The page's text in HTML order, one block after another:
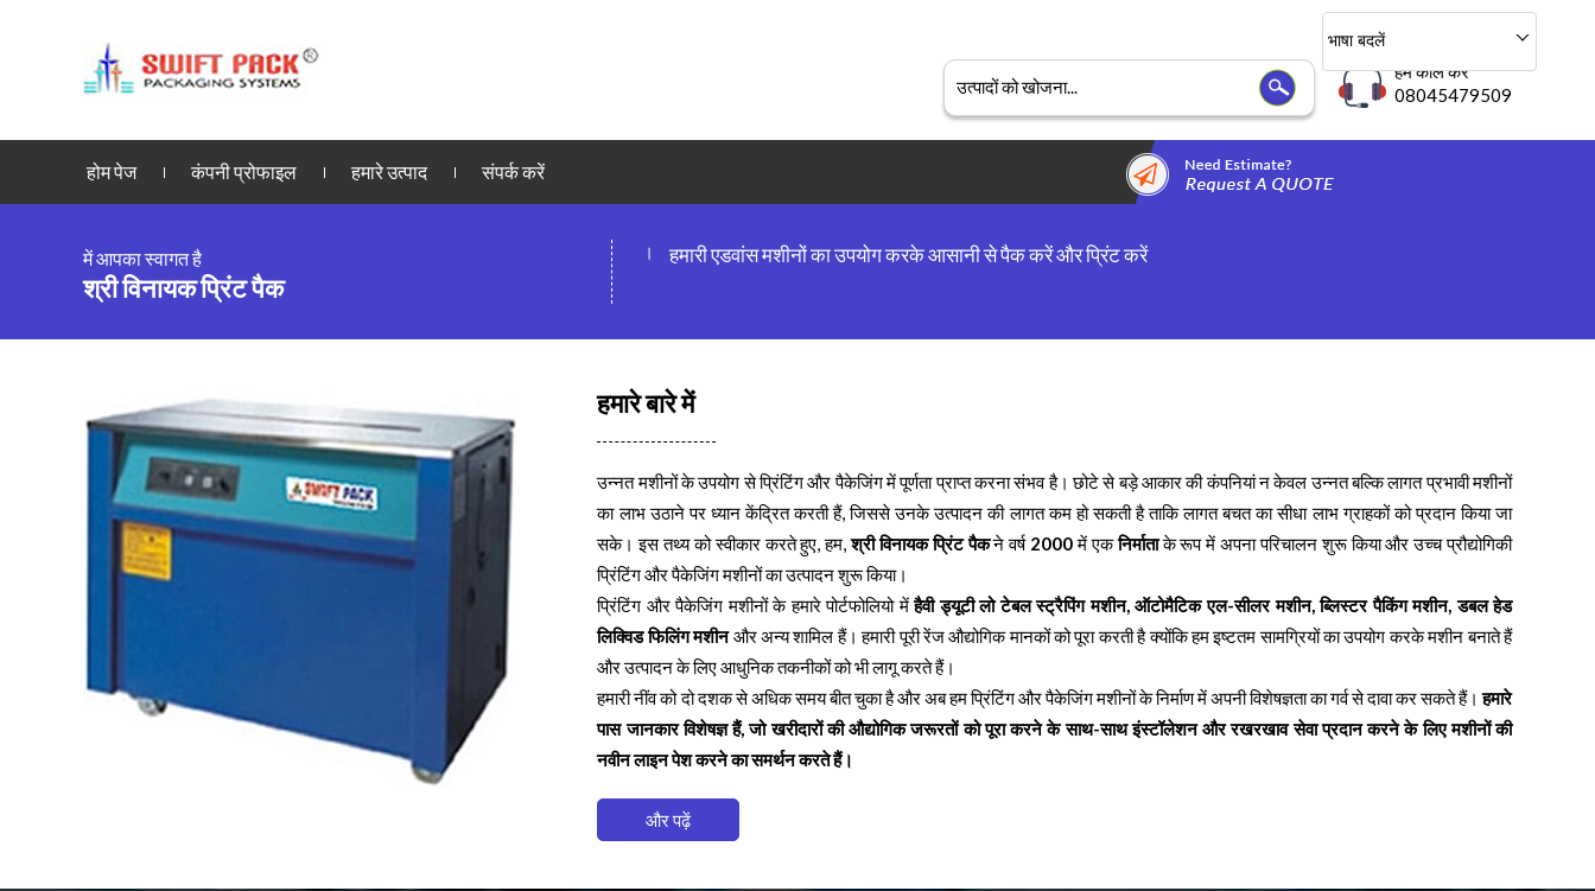
भाषा बदलें
हमें कॉल करें
08045479509
होम पेज कंपनी प्रोफाइल हमारे उत्पाद संपर्क करें
में आपका स्वागत है
श्री विनायक प्रिंट पैक
हमारी एडवांस मशीनों का उपयोग करके आसानी से पैक करें और प्रिंट करें
।
हमारे बारे में
उन्नत मशीनों के उपयोग से प्रिंटिंग और पैकेजिंग में पूर्णता प्राप्त करना संभव है। छोटे से बड़े आकार की कंपनियां न केवल उन्नत बल्कि लागत प्रभावी मशीनों
का लाभ उठाने पर ध्यान केंद्रित करती हैं, जिससे उनके उत्पादन की लागत कम हो सकती है ताकि लागत बचत का सीधा लाभ ग्राहकों को प्रदान किया जा
सके। इस तथ्य को स्वीकार करते हुए, हम,श्री विनायक प्रिंट पैकने वर्ष 2000में एकनिर्माताके रूप में अपना परिचालन शुरू किया और उच्च प्रौद्योगिकी
प्रिंटिंग और पैकेजिंग मशीनों का उत्पादन शुरू किया।
प्रिंटिंग और पैकेजिंग मशीनों के हमारे पोर्टफोलियो मेंहैवी ड्यूटी लो टेबल स्ट्रैपिंग मशीन, ऑटोमैटिक एल-सीलर मशीन, ब्लिस्टर पैकिंग मशीन, डबल हेड
लिक्विड फिलिंग मशीनऔर अन्य शामिल हैं। हमारी पूरी रेंज औद्योगिक मानकों को पूरा करती है क्योंकि हम इष्टतम सामग्रियों का उपयोग करके मशीन बनाते हैं
और उत्पादन के लिए आधुनिक तकनीकों को भी लागू करते हैं।
हमारी नींव को दो दशक से अधिक समय बीत चुका है और अब हम प्रिंटिंग और पैकेजिंग मशीनों के निर्माण में अपनी विशेषज्ञता का गर्व से दावा कर सकते हैं।हमारे
पास जानकार विशेषज्ञ हैं, जो खरीदारों की औद्योगिक जरूरतों को पूरा करने के साथ-साथ इंस्टॉलेशन और रखरखाव सेवा प्रदान करने के लिए मशीनों की
नवीन लाइन पेश करने का समर्थन करते हैं।
और पढ़ें